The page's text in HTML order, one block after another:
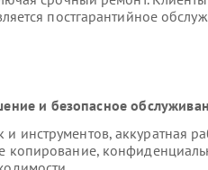
постгарантийное
и безопасное
инструментов, аккуратная
копирование,